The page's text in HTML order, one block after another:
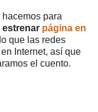
para
estrenar página en
que las redes
Internet, así que
el cuento.